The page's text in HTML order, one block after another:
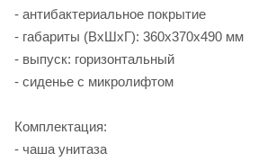
- антибактериальное покрытие
- габариты (ВхШхГ): 360х370х490 мм
- выпуск: горизонтальный
- сиденье с микролифтом
Комплектация:
- чаша унитаза